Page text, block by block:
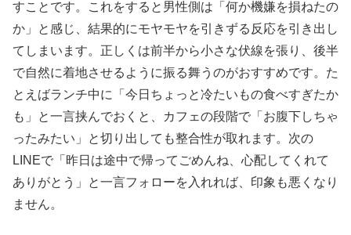
すことです。これをすると男性側は「何か機嫌を損ねたの
か」と感じ、結果的にモヤモヤを引きずる反応を引き出し
てしまいます。正しくは前半から小さな伏線を張り、後半
で自然に着地させるように振る舞うのがおすすめです。た
とえばランチ中に「今日ちょっと冷たいもの食べすぎたか
も」と一言挟んでおくと、カフェの段階で「お腹下しちゃ
ったみたい」と切り出しても整合性が取れます。次の
LINEで「昨日は途中で帰ってごめんね、心配してくれて
ありがとう」と一言フォローを入れれば、印象も悪くなり
ません。